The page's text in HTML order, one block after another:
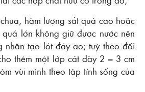
hàm lượng sắt quá cao hoặc
lớn không giữ được nước nên
nhân tạo lót đáy ao; tuỳ theo đối
thêm một lớp cát dày 2 – 3 cm
vùi mình theo tập tính sống của